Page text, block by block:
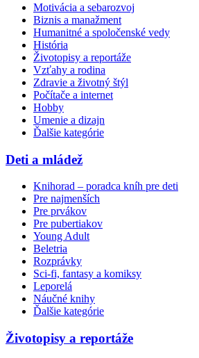
Motivácia a sebarozvoj
Biznis a manažment
Humanitné a spoločenské vedy
História
Životopisy a reportáže
Vzťahy a rodina
Zdravie a životný štýl
Počítače a internet
Hobby
Umenie a dizajn
Ďalšie kategórie
Deti a mládež
Knihorad – poradca kníh pre deti
Pre najmenších
Pre prvákov
Pre pubertiakov
Young Adult
Beletria
Rozprávky
Sci-fi, fantasy a komiksy
Leporelá
Náučné knihy
Ďalšie kategórie
Životopisy a reportáže